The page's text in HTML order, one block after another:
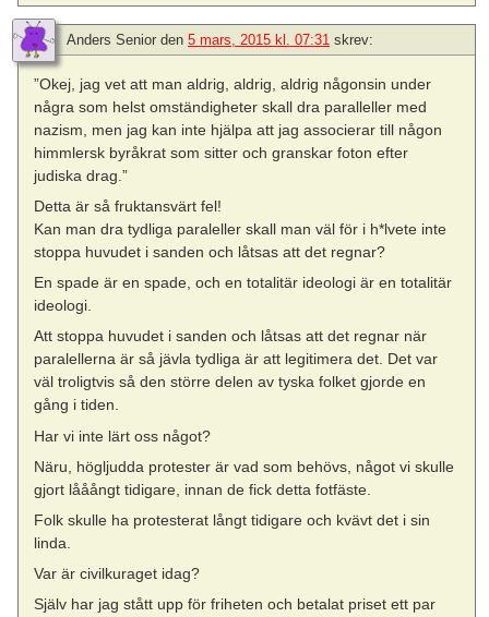
Anders Senior den 5 mars, 2015 kl. 07:31 skrev:
”Okej, jag vet att man aldrig, aldrig, aldrig någonsin under
några som helst omständigheter skall dra paralleller med
nazism, men jag kan inte hjälpa att jag associerar till någon
himmlersk byråkrat som sitter och granskar foton efter
judiska drag.”
Detta är så fruktansvärt fel!
Kan man dra tydliga paraleller skall man väl för i h*lvete inte
stoppa huvudet i sanden och låtsas att det regnar?
En spade är en spade, och en totalitär ideologi är en totalitär
ideologi.
Att stoppa huvudet i sanden och låtsas att det regnar när
paralellerna är så jävla tydliga är att legitimera det. Det var
väl troligtvis så den större delen av tyska folket gjorde en
gång i tiden.
Har vi inte lärt oss något?
Näru, högljudda protester är vad som behövs, något vi skulle
gjort lååångt tidigare, innan de fick detta fotfäste.
Folk skulle ha protesterat långt tidigare och kvävt det i sin
linda.
Var är civilkuraget idag?
Själv har jag stått upp för friheten och betalat priset ett par